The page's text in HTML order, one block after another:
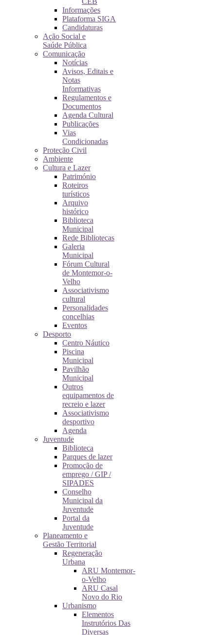
Informações
Plataforma SIGA
Candidaturas
Ação Social e
Saúde Pública
Comunicação
Notícias
Avisos, Editais e
Notas
Informativas
Regulamentos e
Documentos
Agenda Cultural
Publicações
Vias
Condicionadas
Proteção Civil
Ambiente
Cultura e Lazer
Património
Roteiros
turísticos
Arquivo
histórico
Biblioteca
Municipal
Rede Bibliotecas
Galeria
Municipal
Fórum Cultural
de Montemor-o-
Velho
Associativismo
cultural
Personalidades
concelhias
Eventos
Desporto
Centro Náutico
Piscina
Municipal
Pavilhão
Municipal
Outros
equipamentos de
recreio e lazer
Associativismo
desportivo
Agenda
Juventude
Biblioteca
Parques de lazer
Promoção de
emprego / GIP /
SIPADES
Conselho
Municipal da
Juventude
Portal da
Juventude
Planeamento e
Gestão Territorial
Regeneração
Urbana
ARU Montemor-
o-Velho
ARU Casal
Novo do Rio
Urbanismo
Elementos
Instrutórios Das
Diversas